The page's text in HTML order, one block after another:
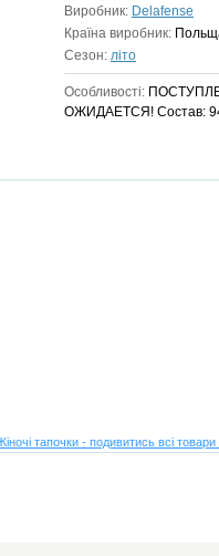
Виробник: Delafense
Країна виробник:
Сезон: літо
Особливості:
ОЖИДАЕТСЯ! Состав:
тапочки - подивитись всі